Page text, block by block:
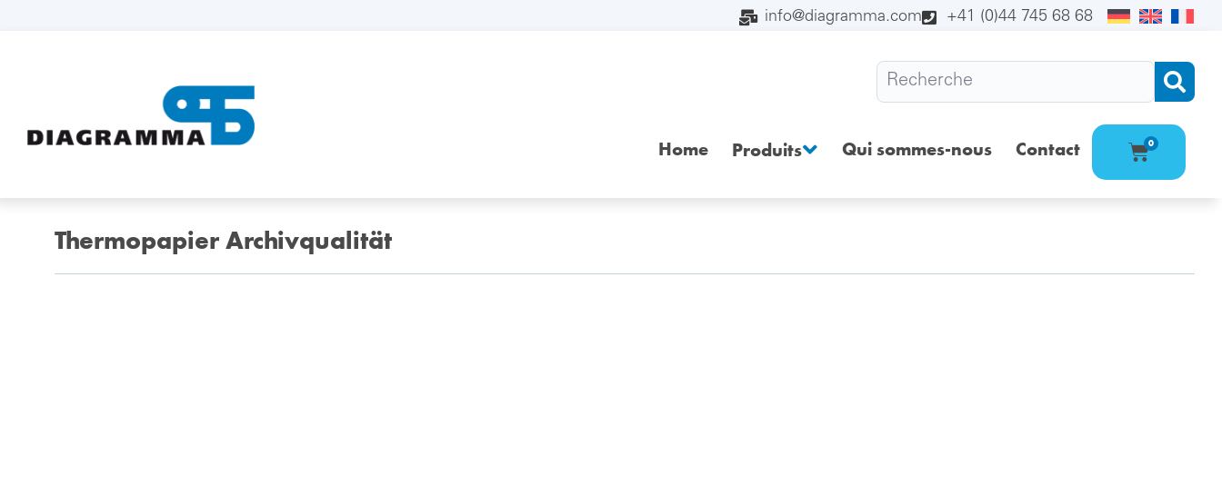
info@diagramma.com +41 (0)44 745 68 68
Home Produits Qui sommes-nous Contact 0
Thermopapier Archivqualität